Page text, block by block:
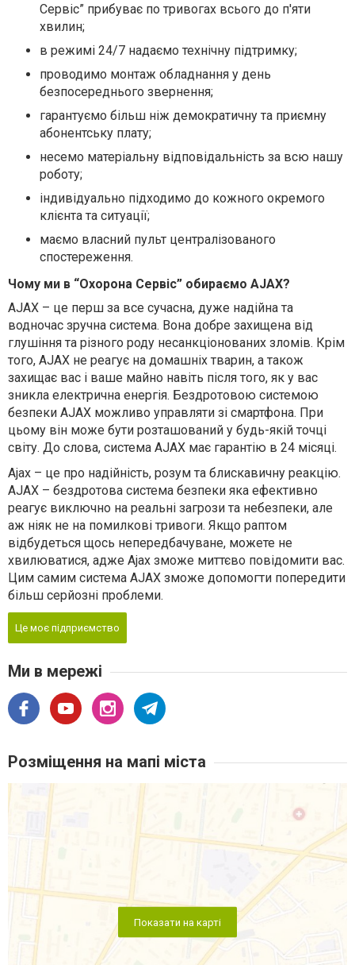
Сервіс” прибуває по тривогах всього до п'яти
хвилин;
в режимі 24/7 надаємо технічну підтримку;
проводимо монтаж обладнання у день
безпосереднього звернення;
гарантуємо більш ніж демократичну та приємну
абонентську плату;
несемо матеріальну відповідальність за всю нашу
роботу;
індивідуально підходимо до кожного окремого
клієнта та ситуації;
маємо власний пульт централізованого
спостереження.
Чому ми в “Охорона Сервіс” обираємо AJAX?
AJAX – це перш за все сучасна, дуже надійна та
водночас зручна система. Вона добре захищена від
глушіння та різного роду несанкціонованих зломів. Крім
того, AJAX не реагує на домашніх тварин, а також
захищає вас і ваше майно навіть після того, як у вас
зникла електрична енергія. Бездротовою системою
безпеки AJAX можливо управляти зі смартфона. При
цьому він може бути розташований у будь-якій точці
світу. До слова, система AJAX має гарантію в 24 місяці.
Ajax – це про надійність, розум та блискавичну реакцію.
AJAX – бездротова система безпеки яка ефективно
реагує виключно на реальні загрози та небезпеки, але
аж ніяк не на помилкові тривоги. Якщо раптом
відбудеться щось непередбачуване, можете не
хвилюватися, адже Ajax зможе миттєво повідомити вас.
Цим самим система AJAX зможе допомогти попередити
більш серйозні проблеми.
Це моє підприємство
Ми в мережі
Розміщення на мапі міста
Показати на карті